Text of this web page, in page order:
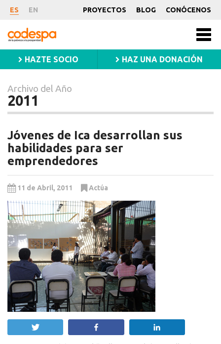
Archivo
Año
2011
ES EN PROYECTOS BLOG CONÓCENOS
CODESPA
HAZTE SOCIO HAZ UNA DONACIÓN
Archivo del Año
2011
Jóvenes de Ica desarrollan sus
habilidades para ser
emprendedores
11 de Abril, 2011 Actúa